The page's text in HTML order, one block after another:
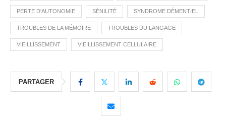
PERTE D'AUTONOMIE SÉNILITÉ SYNDROME DÉMENTIEL
TROUBLES DE LA MÉMOIRE TROUBLES DU LANGAGE
VIEILLISSEMENT VIEILLISSEMENT CELLULAIRE
PARTAGER